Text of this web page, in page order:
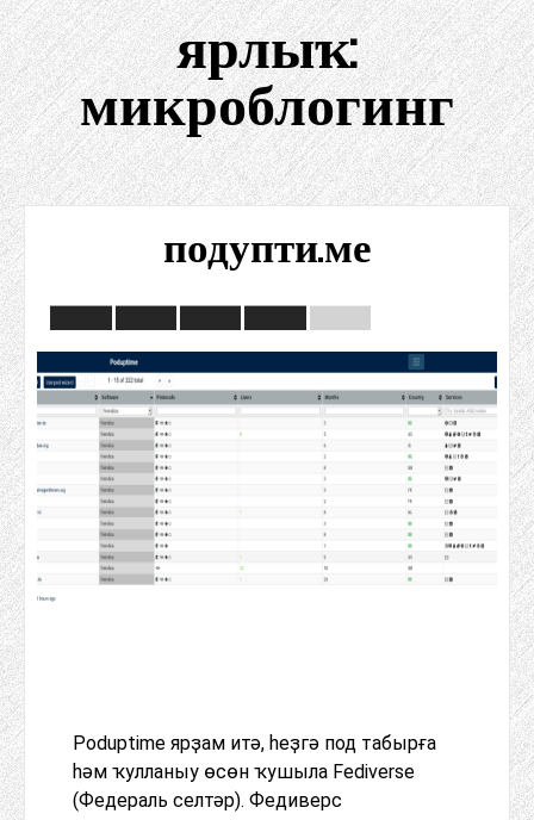
ярлыҡ:
микроблогинг
подупти.ме
Poduptime ярҙам итә, һеҙгә под табырға
һәм ҡулланыу өсөн ҡушыла Fediverse
(Федераль селтәр). Федиверс